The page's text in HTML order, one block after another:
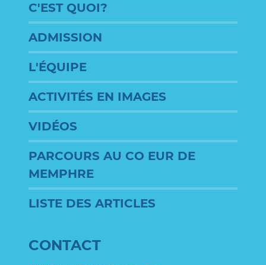
C'EST QUOI?
ADMISSION
L'ÉQUIPE
ACTIVITÉS EN IMAGES
VIDÉOS
PARCOURS AU CO EUR DE
MEMPHRE
LISTE DES ARTICLES
CONTACT